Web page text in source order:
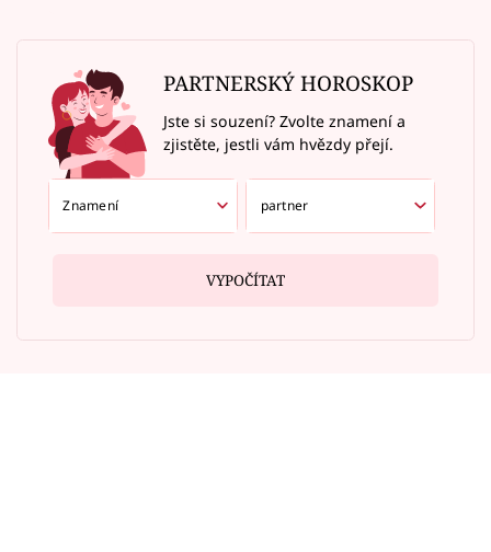
PARTNERSKÝ HOROSKOP
Jste si souzení? Zvolte znamení a
zjistěte, jestli vám hvězdy přejí.
VYPOČÍTAT